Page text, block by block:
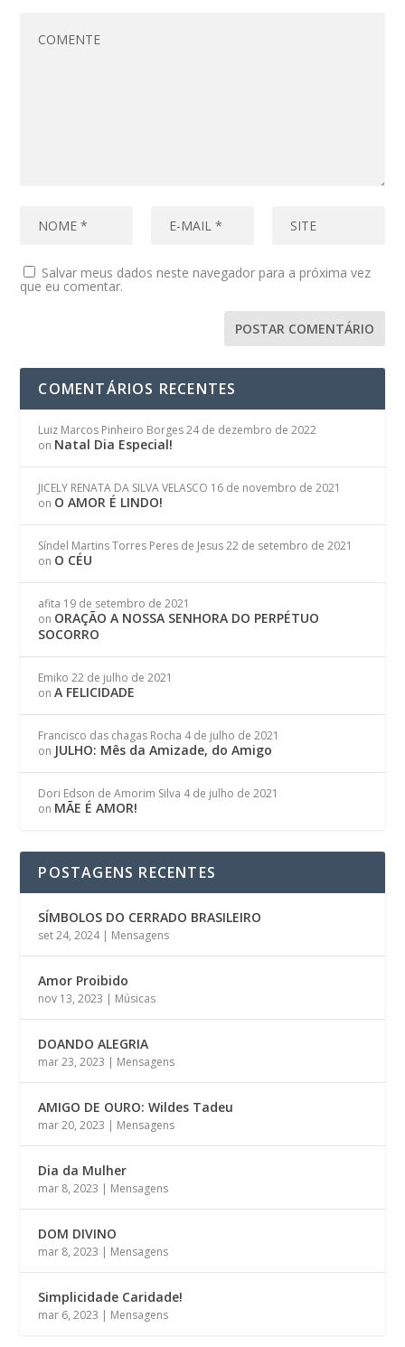
Salvar meus dados neste navegador para a próxima vez
que eu comentar.
COMENTÁRIOS RECENTES
Luiz Marcos Pinheiro Borges 24 de dezembro de 2022
on Natal Dia Especial!
JICELY RENATA DA SILVA VELASCO 16 de novembro de 2021
on O AMOR É LINDO!
Síndel Martins Torres Peres de Jesus 22 de setembro de 2021
on O CÉU
afita 19 de setembro de 2021
on ORAÇÃO A NOSSA SENHORA DO PERPÉTUO
SOCORRO
Emiko 22 de julho de 2021
onA FELICIDADE
Francisco das chagas Rocha 4 de julho de 2021
on JULHO: Mês da Amizade, do Amigo
Dori Edson de Amorim Silva 4 de julho de 2021
on MÃE É AMOR!
POSTAGENS RECENTES
SÍMBOLOS DO CERRADO BRASILEIRO
set 24, 2024| Mensagens
Amor Proibido
nov 13, 2023 | Músicas
DOANDO ALEGRIA
mar 23, 2023 | Mensagens
AMIGO DE OURO: Wildes Tadeu
mar 20, 2023 | Mensagens
Dia da Mulher
mar 8, 2023 | Mensagens
DOM DIVINO
mar 8, 2023 | Mensagens
Simplicidade Caridade!
mar 6, 2023 | Mensagens